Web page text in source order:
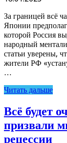
За границей всё
Японии
которой Россия
народный
статьи уверены,
жители РФ
…
Читать дальше
Всё будет
призвали
рецессии